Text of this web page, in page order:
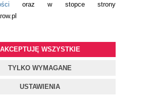
oraz w stopce strony
AKCEPTUJĘ WSZYSTKIE
TYLKO WYMAGANE
USTAWIENIA
.PL | soczewki kontaktowe i płyny